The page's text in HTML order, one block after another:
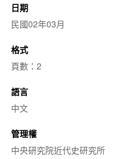
日期
民國02年03月
格式
頁數：2
語言
中文
管理權
中央研究院近代史研究所